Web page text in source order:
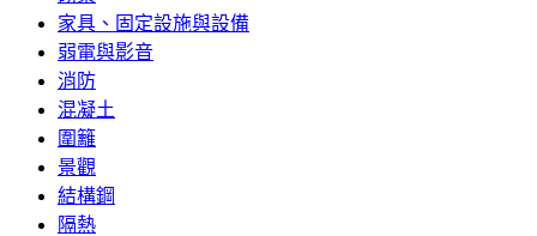
家具、固定設施與設備
弱電與影音
消防
混凝土
圍籬
景觀
結構鋼
隔熱